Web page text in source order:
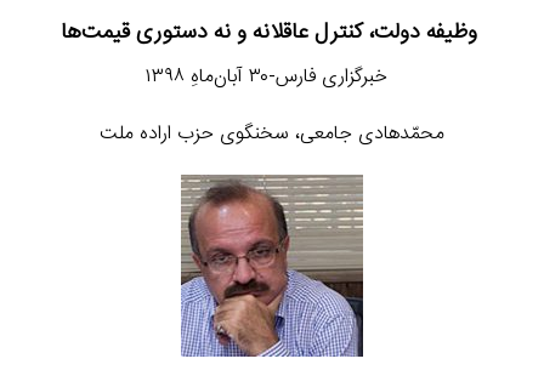
وظیفه دولت، کنترل عاقلانه و نه دستوری قیمت‌ها
خبرگزاری فارس-۳۰ آبان‌ماهِ ۱۳۹۸
محمّدهادی جامعی، سخنگوی حزب اراده ملت